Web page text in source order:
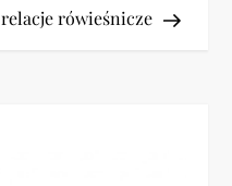
relacje rówieśnicze